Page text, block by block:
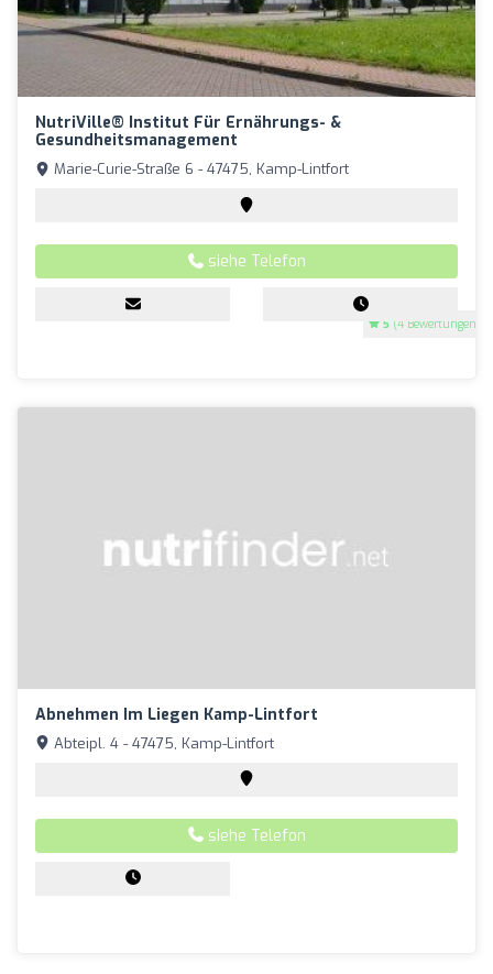
NutriVille® Institut Für Ernährungs- &
Gesundheitsmanagement
5 (4 Bewertungen)
Marie-Curie-Straße 6 - 47475, Kamp-Lintfort
siehe Telefon
Abnehmen Im Liegen Kamp-Lintfort
Abteipl. 4 - 47475, Kamp-Lintfort
siehe Telefon